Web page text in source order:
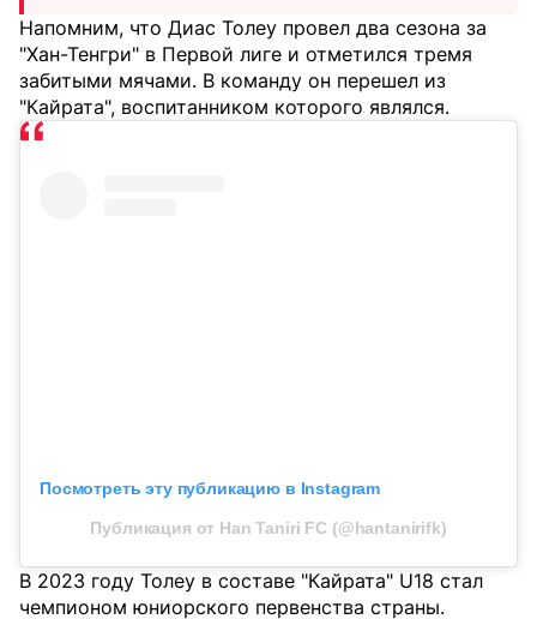
Напомним, что Диас Толеу провел два сезона за
"Хан-Тенгри" в Первой лиге и отметился тремя
забитыми мячами. В команду он перешел из
"Кайрата", воспитанником которого являлся.
Посмотреть эту публикацию в Instagram
Публикация от Han Taniri FC (@hantanirifk)
В 2023 году Толеу в составе "Кайрата" U18 стал
чемпионом юниорского первенства страны.